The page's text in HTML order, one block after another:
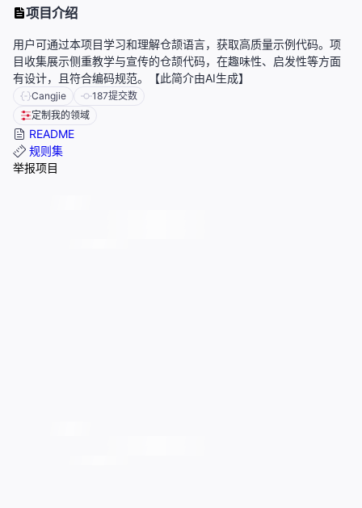
项目介绍
用户可通过本项目学习和理解仓颉语言，获取高质量示例代码。项
目收集展示侧重教学与宣传的仓颉代码，在趣味性、启发性等方面
有设计，且符合编码规范。【此简介由AI生成】
Cangjie 187提交数
定制我的领域
README
规则集
举报项目